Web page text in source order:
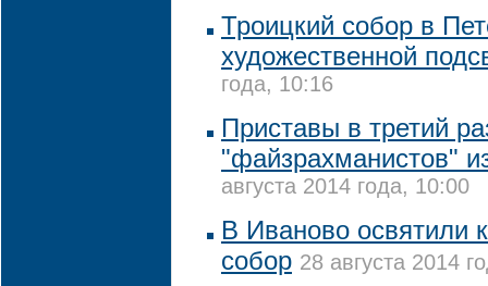
Троицкий собор в
художественной
года, 10:16
Приставы в третий
"файзрахманистов"
августа 2014 года, 10:00
В Иваново освятили
собор 28 августа 2014